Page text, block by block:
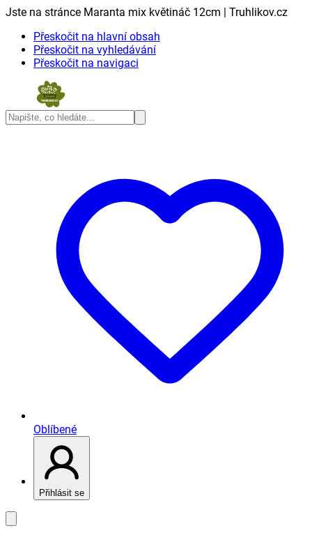
Jste na stránce Maranta mix květináč 12cm | Truhlikov.cz
Přeskočit na hlavní obsah
Přeskočit na vyhledávání
Přeskočit na navigaci
Oblíbené
Přihlásit se